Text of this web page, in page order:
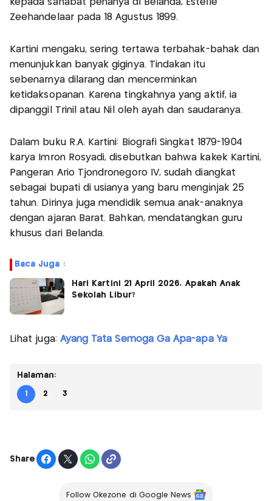
kepada sahabat penanya di Belanda, Estelle
Zeehandelaar pada 18 Agustus 1899.
Kartini mengaku, sering tertawa terbahak-bahak dan
menunjukkan banyak giginya. Tindakan itu
sebenarnya dilarang dan mencerminkan
ketidaksopanan. Karena tingkahnya yang aktif, ia
dipanggil Trinil atau Nil oleh ayah dan saudaranya.
Dalam buku R.A. Kartini: Biografi Singkat 1879-1904
karya Imron Rosyadi, disebutkan bahwa kakek Kartini,
Pangeran Ario Tjondronegoro IV, sudah diangkat
sebagai bupati di usianya yang baru menginjak 25
tahun. Dirinya juga mendidik semua anak-anaknya
dengan ajaran Barat. Bahkan, mendatangkan guru
khusus dari Belanda.
Baca Juga :
Hari Kartini 21 April 2026, Apakah Anak
Sekolah Libur?
Lihat juga: Ayang Tata Semoga Ga Apa-apa Ya
Halaman:
1 2 3
Share
Follow Okezone di Google News